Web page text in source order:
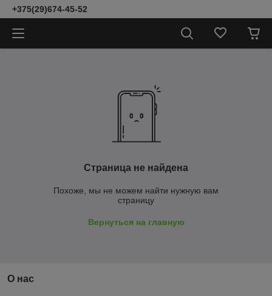
+375(29)674-45-52
Страница не найдена
Похоже, мы не можем найти нужную вам
страницу
Вернуться на главную
О нас